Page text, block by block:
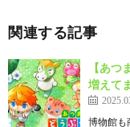
関連する記事
【あ
増えて
博物館も